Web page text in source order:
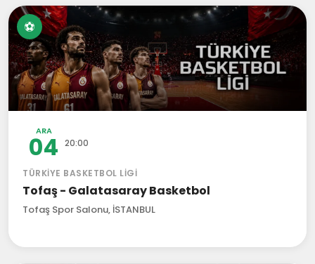
⚽
ARA
04 20:00
TÜRKIYE BASKETBOL LIGI
Tofaş - Galatasaray Basketbol
Tofaş Spor Salonu, İSTANBUL